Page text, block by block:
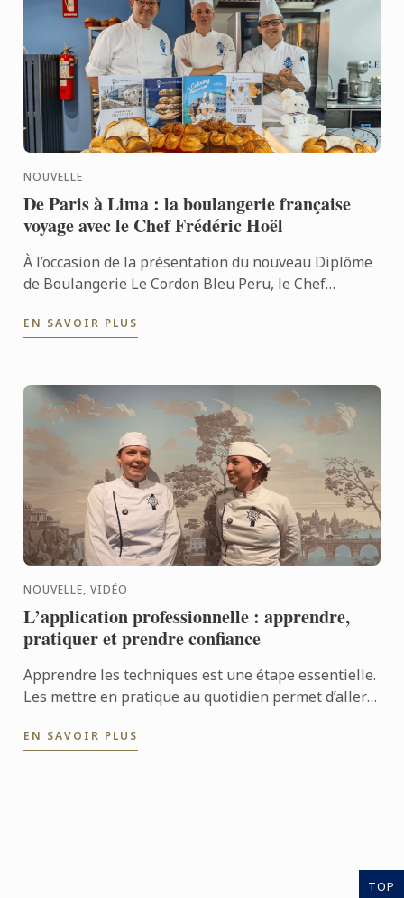
NOUVELLE
De Paris à Lima : la boulangerie française
voyage avec le Chef Frédéric Hoël
À l’occasion de la présentation du nouveau Diplôme
de Boulangerie Le Cordon Bleu Peru, le Chef
savoir-faire de ...
EN SAVOIR PLUS
NOUVELLE, VIDÉO
L’application professionnelle : apprendre,
pratiquer et prendre confiance
Apprendre les techniques est une étape essentielle.
Les mettre en pratique au quotidien permet d’aller
les ...
EN SAVOIR PLUS
TOP